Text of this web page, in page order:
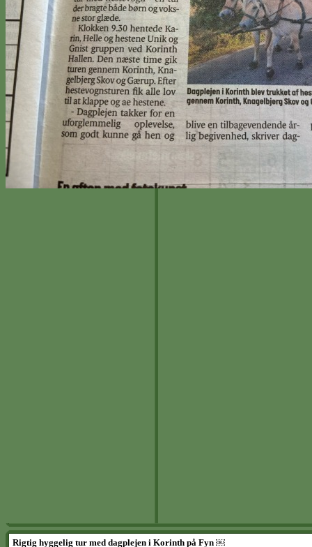
Rigtig hyggelig tur med dagplejen i Korinth på Fyn ￼